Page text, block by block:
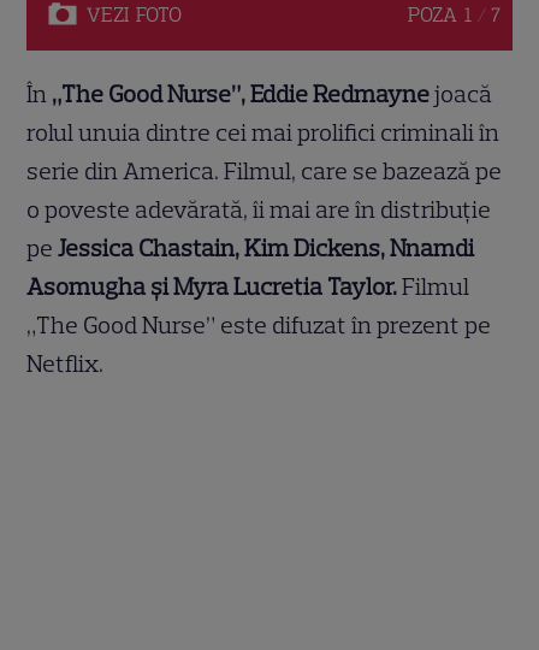
VEZI FOTO POZA 1 / 7
În „The Good Nurse”, Eddie Redmaynejoacă
rolul unuia dintre cei mai prolifici criminali în
serie din America. Filmul, care se bazează pe
o poveste adevărată, îi mai are în distribuție
peJessica Chastain, Kim Dickens, Nnamdi
Asomugha și Myra Lucretia Taylor.Filmul
„The Good Nurse” este difuzat în prezent pe
Netflix.